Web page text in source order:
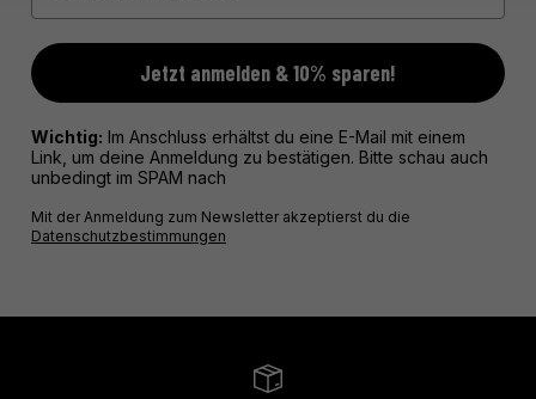
Jetzt anmelden & 10% sparen!
Wichtig: Im Anschluss erhältst du eine E-Mail mit einem
Link, um deine Anmeldung zu bestätigen. Bitte schau auch
unbedingt im SPAM nach
Mit der Anmeldung zum Newsletter akzeptierst du die
Datenschutzbestimmungen